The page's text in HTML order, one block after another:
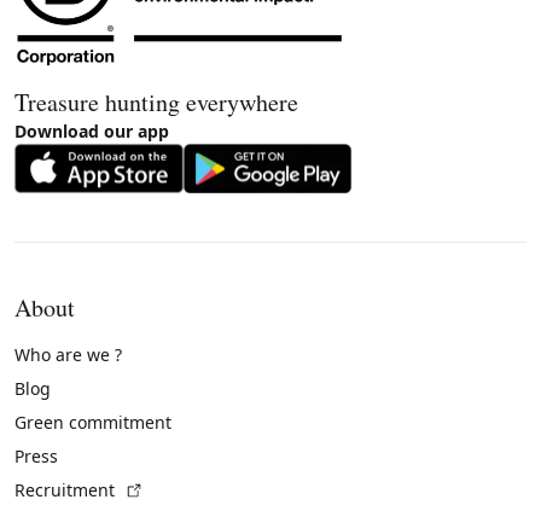
Treasure hunting everywhere
Download our app
About
Who are we ?
Blog
Green commitment
Press
Recruitment